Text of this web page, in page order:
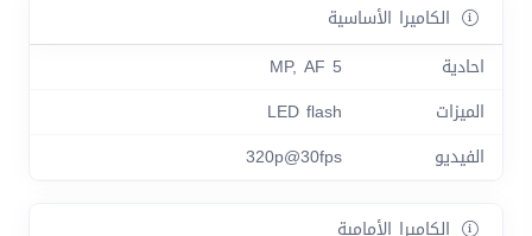
الكاميرا الأساسية
احادية
5 MP, AF
الميزات
LED flash
الفيديو
320p@30fps
الكاميرا الأمامية